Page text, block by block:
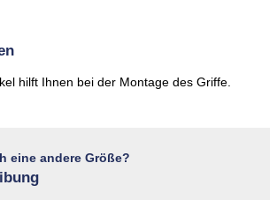
hilft Ihnen bei der Montage des Griffe.
eine andere Größe?